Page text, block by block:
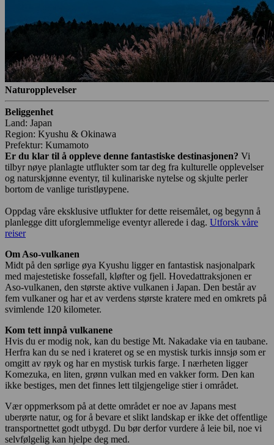
Naturopplevelser
Beliggenhet
Land: Japan
Region: Kyushu & Okinawa
Prefektur: Kumamoto
Er du klar til å oppleve denne fantastiske destinasjonen? Vi
tilbyr nøye planlagte utflukter som tar deg fra kulturelle opplevelser
og naturskjønne eventyr, til kulinariske nytelse og skjulte perler
bortom de vanlige turistløypene.
Oppdag våre eksklusive utflukter for dette reisemålet, og begynn å
planlegge ditt uforglemmelige eventyr allerede i dag. Utforsk våre
reiser
Om Aso-vulkanen
Midt på den sørlige øya Kyushu ligger en fantastisk nasjonalpark
med majestetiske fossefall, kløfter og fjell. Hovedattraksjonen er
Aso-vulkanen, den største aktive vulkanen i Japan. Den består av
fem vulkaner og har et av verdens største kratere med en omkrets på
svimlende 120 kilometer.
Kom tett innpå vulkanene
Hvis du er modig nok, kan du bestige Mt. Nakadake via en taubane.
Herfra kan du se ned i krateret og se en mystisk turkis innsjø som er
omgitt av røyk og har en mystisk turkis farge. I nærheten ligger
Komezuka, en liten, grønn vulkan med en vakker form. Den kan
ikke bestiges, men det finnes lett tilgjengelige stier i området.
Vær oppmerksom på at dette området er noe av Japans mest
uberørte natur, og for å bevare et slikt landskap er ikke det offentlige
transportnettet godt utbygd. Du bør derfor vurdere å leie bil, noe vi
selvfølgelig kan hjelpe deg med.